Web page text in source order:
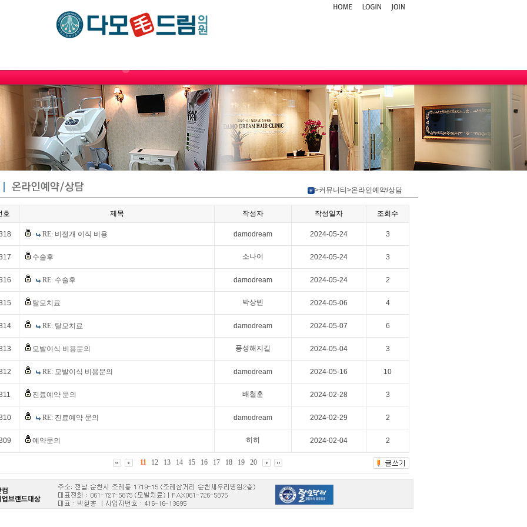
>커뮤니티>온라인예약/상담
호 제목 작성자 작성일자 조회수
RE: 비절개 이식 비용 damodream 2024-05-24 3
수술후 소나이 2024-05-24 3
RE: 수술후 damodream 2024-05-24 2
탈모치료 박상빈 2024-05-06 4
RE: 탈모치료 damodream 2024-05-07 6
모발이식 비용문의 풍성해지길 2024-05-04 3
RE: 모발이식 비용문의 damodream 2024-05-16 10
진료예약 문의 배철훈 2024-02-28 3
RE: 진료예약 문의 damodream 2024-02-29 2
예약문의 히히 2024-02-04 2
11 12 13 14 15 16 17 18 19 20